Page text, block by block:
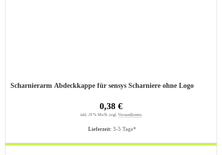
Scharnierarm Abdeckkappe für sensys Scharniere ohne Logo
Lieferzeit: 3-5 Tage*
0,38 €
inkl. 19 % MwSt. zzgl. Versandkosten